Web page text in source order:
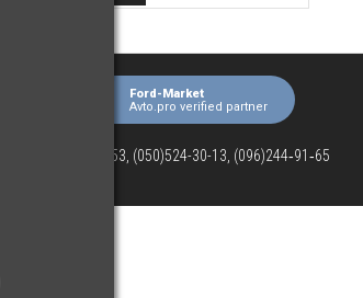
Ford-Market
Avto.pro verified partner
(073)063-03-53, (050)524-30-13, (096)244‑91‑65